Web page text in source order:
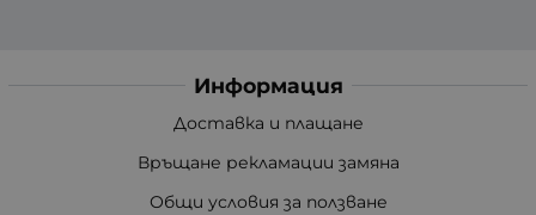
Информация
Доставка и плащане
Връщане рекламации замяна
Общи условия за ползване